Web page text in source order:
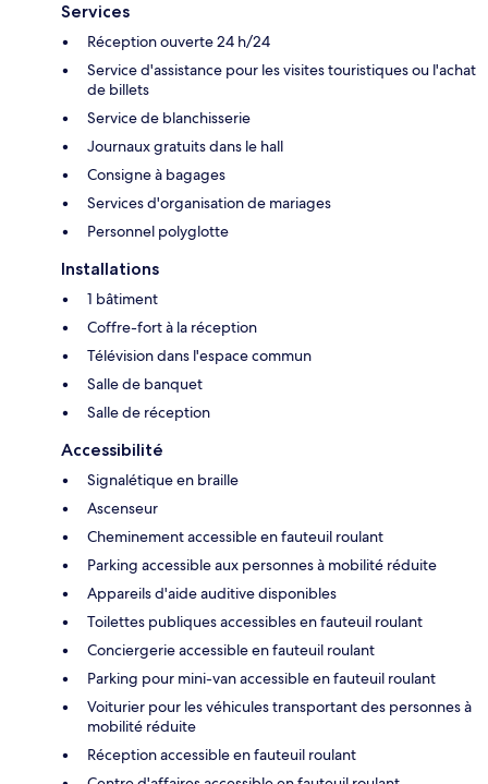
Services
Réception ouverte 24 h/24
Service d'assistance pour les visites touristiques ou l'achat
de billets
Service de blanchisserie
Journaux gratuits dans le hall
Consigne à bagages
Services d'organisation de mariages
Personnel polyglotte
Installations
1 bâtiment
Coffre-fort à la réception
Télévision dans l'espace commun
Salle de banquet
Salle de réception
Accessibilité
Signalétique en braille
Ascenseur
Cheminement accessible en fauteuil roulant
Parking accessible aux personnes à mobilité réduite
Appareils d'aide auditive disponibles
Toilettes publiques accessibles en fauteuil roulant
Conciergerie accessible en fauteuil roulant
Parking pour mini-van accessible en fauteuil roulant
Voiturier pour les véhicules transportant des personnes à
mobilité réduite
Réception accessible en fauteuil roulant